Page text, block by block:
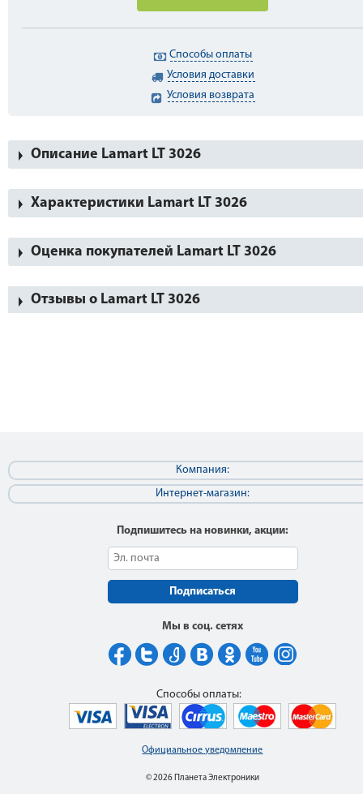
Способы оплаты
Условия доставки
Условия возврата
Описание Lamart LT 3026
Характеристики Lamart LT 3026
Оценка покупателей Lamart LT 3026
Отзывы о Lamart LT 3026
Компания:
Интернет-магазин:
Подпишитесь на новинки, акции:
Подписаться
Мы в соц. сетях
Официальное уведомление
© 2026 Планета Электроники
Способы оплаты: